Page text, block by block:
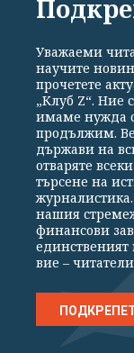
Пак спират
Уважаеми
научите
прочетете
„Клуб Z“. Ние
имаме нужда
продължим.
държави на
отваряте
търсене на
нашия
финансови
единственият
вие –